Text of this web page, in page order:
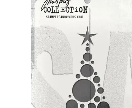
Scrapbooking & lommescrapping
Planners & kalender
Art Journaling & Mixed Media
Vokssegl & tilbehør
Lim & Verktøy
Barnehobby